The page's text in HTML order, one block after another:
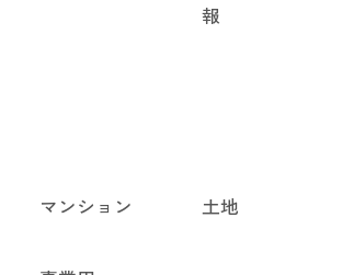
報
マンション 土地